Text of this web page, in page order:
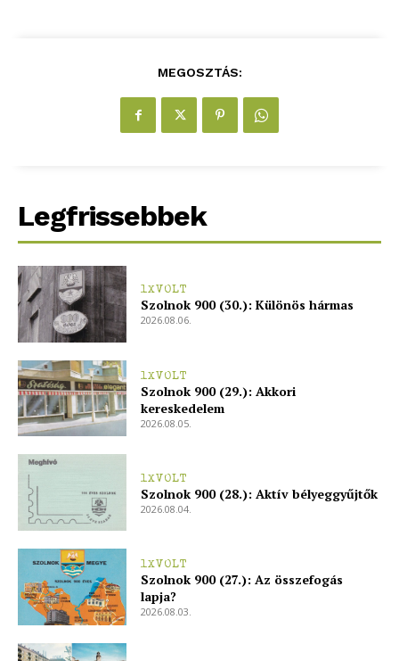
MEGOSZTÁS:
Legfrissebbek
1XVOLT
Szolnok 900 (30.): Különös hármas
2026.08.06.
1XVOLT
Szolnok 900 (29.): Akkori
kereskedelem
2026.08.05.
1XVOLT
Szolnok 900 (28.): Aktív bélyeggyűjtők
2026.08.04.
1XVOLT
Szolnok 900 (27.): Az összefogás
lapja?
2026.08.03.